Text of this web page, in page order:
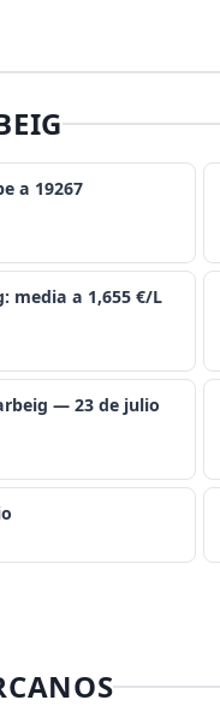
a 19267
media a 1,655 €/L
— 23 de julio